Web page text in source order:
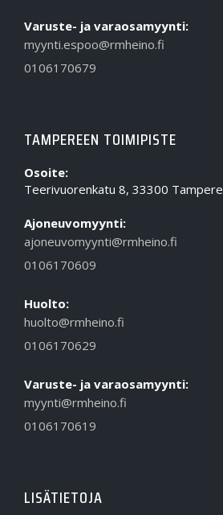
Varuste- ja varaosamyynti:
myynti.espoo@rmheino.fi
0106170679
TAMPEREEN TOIMIPISTE
Osoite:
Teerivuorenkatu 8, 33300 Tampere
Ajoneuvomyynti:
ajoneuvomyynti@rmheino.fi
0106170609
Huolto:
huolto@rmheino.fi
0106170629
Varuste- ja varaosamyynti:
myynti@rmheino.fi
0106170619
LISÄTIETOJA